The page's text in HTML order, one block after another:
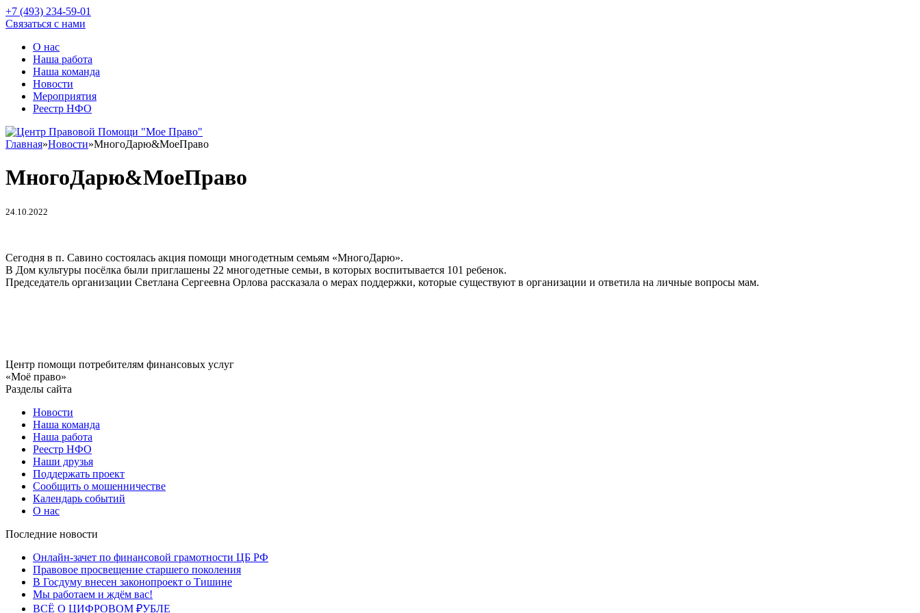
+7 (493) 234-59-01
Связаться с нами
О нас
Наша работа
Наша команда
Новости
Мероприятия
Реестр НФО
Главная»Новости»МногоДарю&МоеПраво
МногоДарю&МоеПраво
24.10.2022
Сегодня в п. Савино состоялась акция помощи многодетным семьям «МногоДарю».
В Дом культуры посёлка были приглашены 22 многодетные семьи, в которых воспитывается 101 ребенок.
Председатель организации Светлана Сергеевна Орлова рассказала о мерах поддержки, которые существуют в организации и ответила на личные вопросы мам.
Центр помощи потребителям финансовых услуг
«Моё право»
Разделы сайта
Новости
Наша команда
Наша работа
Реестр НФО
Наши друзья
Поддержать проект
Сообщить о мошенничестве
Календарь событий
О нас
Последние новости
Онлайн-зачет по финансовой грамотности ЦБ РФ
Правовое просвещение старшего поколения
В Госдуму внесен законопроект о Тишине
Мы работаем и ждём вас!
ВСЁ О ЦИФРОВОМ ₽УБЛЕ